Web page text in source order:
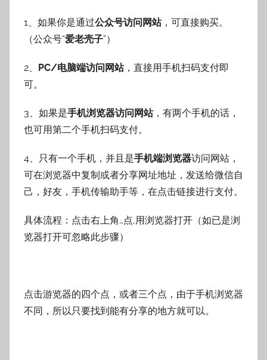
1、如果你是通过公众号访问网站，可直接购买。
（公众号“爱老壳子”）
2、 PC/电脑端访问网站，直接用手机扫码支付即
可。
3、如果是手机浏览器访问网站，有两个手机的话，
也可用第二个手机扫码支付。
4、只有一个手机，并且是手机端浏览器访问网站，
可在浏览器中复制或者分享网址地址，发送给微信自
己，好友，手机传输助手等，在点击链接进行支付。
具体流程：点击右上角…点,用浏览器打开（如已是浏
览器打开可忽略此步骤）
点击游览器的四个点，或者三个点，由于手机浏览器
不同，所以只要找到能有分享的地方就可以。